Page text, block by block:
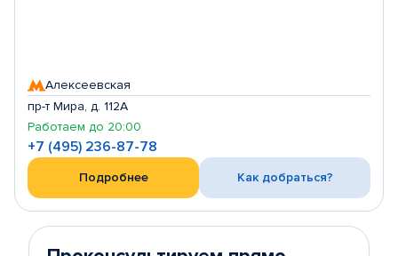
Алексеевская
пр-т Мира, д. 112А
Работаем до 20:00
+7 (495) 236-87-78
Подробнее Как добраться?